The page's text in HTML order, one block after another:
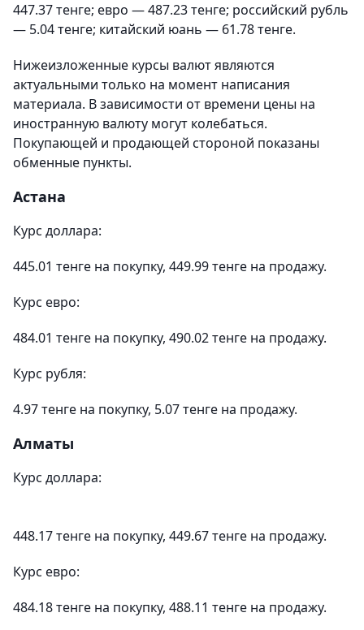
447.37 тенге; евро — 487.23 тенге; российский рубль
— 5.04 тенге; китайский юань — 61.78 тенге.
Нижеизложенные курсы валют являются
актуальными только на момент написания
материала. В зависимости от времени цены на
иностранную валюту могут колебаться.
Покупающей и продающей стороной показаны
обменные пункты.
Астана
Курс доллара:
445.01 тенге на покупку, 449.99 тенге на продажу.
Курс евро:
484.01 тенге на покупку, 490.02 тенге на продажу.
Курс рубля:
4.97 тенге на покупку, 5.07 тенге на продажу.
Алматы
Курс доллара:
448.17 тенге на покупку, 449.67 тенге на продажу.
Курс евро:
484.18 тенге на покупку, 488.11 тенге на продажу.